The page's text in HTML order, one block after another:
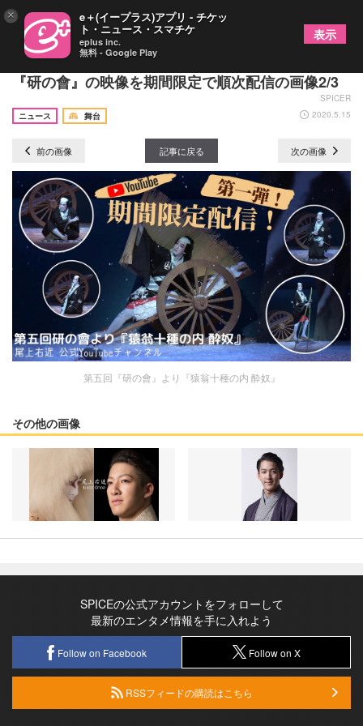
尾上右近がYouTubeチャンネルを開設 自主公演
『研の會』の映像を期間限定で順次配信の画像2/3
SPICER
ニュース
舞台 2020.5.15
前の画像 記事に戻る 次の画像
第五回『研の會』より『猿翁十種の内 酔奴』
その他の画像
SPICEの公式アカウントをフォローして
最新のエンタメ情報を手に入れよう
Follow on Facebook Follow on X
RSSフィードの購読はこちら
× e＋(イープラス)アプリ - チケッ
ト・ニュース・スマチケ
eplus inc.
無料 - Google Play
表示